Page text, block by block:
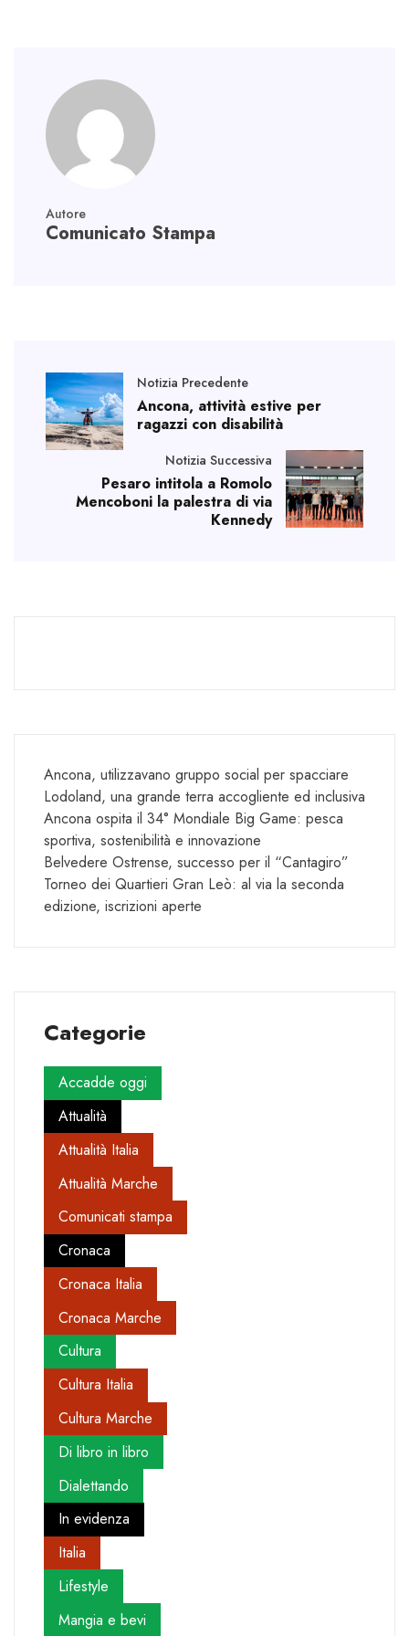
Autore
Comunicato Stampa
Notizia Precedente
Ancona, attività estive per
ragazzi con disabilità
Notizia Successiva
Pesaro intitola a Romolo
Mencoboni la palestra di via
Kennedy
Ancona, utilizzavano gruppo social per spacciare
Lodoland, una grande terra accogliente ed inclusiva
Ancona ospita il 34° Mondiale Big Game: pesca
sportiva, sostenibilità e innovazione
Belvedere Ostrense, successo per il “Cantagiro”
Torneo dei Quartieri Gran Leò: al via la seconda
edizione, iscrizioni aperte
Categorie
Accadde oggi
Attualità
Attualità Italia
Attualità Marche
Comunicati stampa
Cronaca
Cronaca Italia
Cronaca Marche
Cultura
Cultura Italia
Cultura Marche
Di libro in libro
Dialettando
In evidenza
Italia
Lifestyle
Mangia e bevi